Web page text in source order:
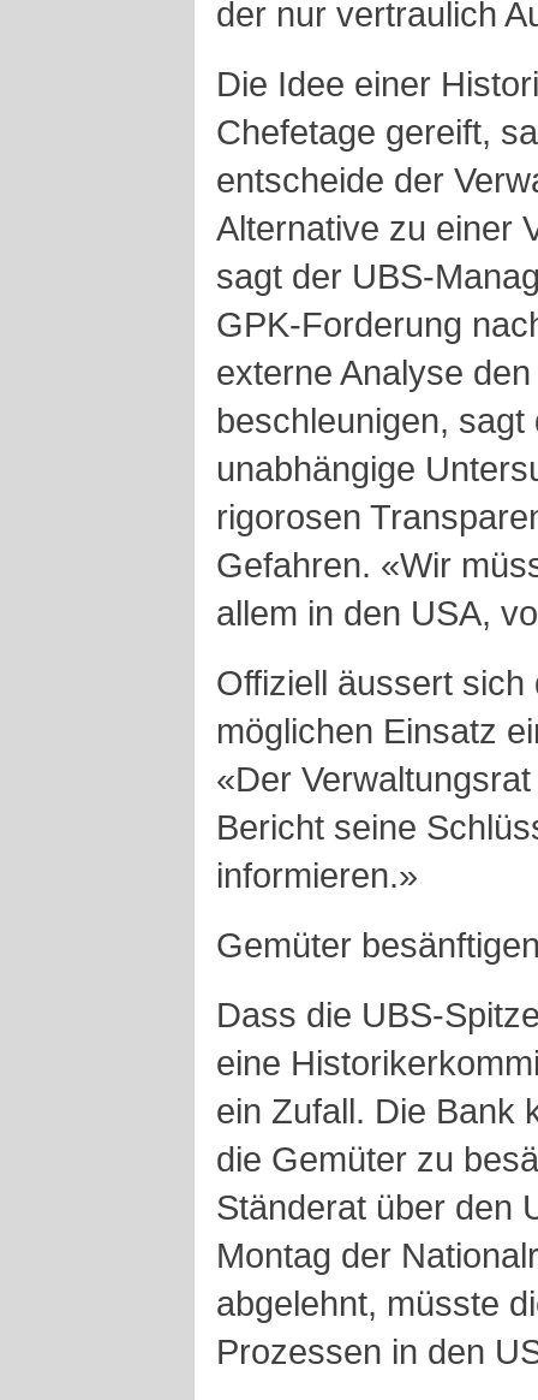
der nur vertraulich
Die Idee einer
Chefetage gereift,
entscheide der
Alternative zu einer
sagt der UBS-
GPK-Forderung
externe Analyse
beschleunigen,
unabhängige
rigorosen
Gefahren. «Wir
allem in den USA,
Offiziell äussert
möglichen Einsatz
«Der
Bericht seine
informieren.»
Gemüter
Dass die UBS-
eine
ein Zufall. Die Bank
die Gemüter zu
Ständerat über den
Montag der
abgelehnt, müsste
Prozessen in den